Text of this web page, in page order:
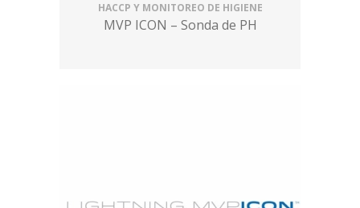
HACCP Y MONITOREO DE HIGIENE
MVP ICON – Sonda de PH